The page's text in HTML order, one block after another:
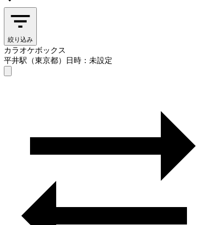
絞り込み
カラオケボックス
平井駅（東京都）
日時：未設定